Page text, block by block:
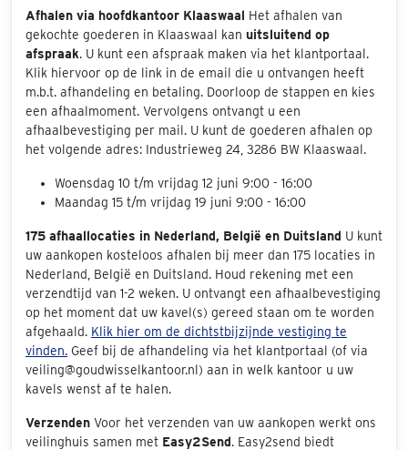
Afhalen via hoofdkantoor Klaaswaal Het afhalen van
gekochte goederen in Klaaswaal kan uitsluitend op
afspraak. U kunt een afspraak maken via het klantportaal.
Klik hiervoor op de link in de email die u ontvangen heeft
m.b.t. afhandeling en betaling. Doorloop de stappen en kies
een afhaalmoment. Vervolgens ontvangt u een
afhaalbevestiging per mail. U kunt de goederen afhalen op
het volgende adres: Industrieweg 24, 3286 BW Klaaswaal.
Woensdag 10 t/m vrijdag 12 juni 9:00 - 16:00
Maandag 15 t/m vrijdag 19 juni 9:00 - 16:00
175 afhaallocaties in Nederland, België en Duitsland U kunt
uw aankopen kosteloos afhalen bij meer dan 175 locaties in
Nederland, België en Duitsland. Houd rekening met een
verzendtijd van 1-2 weken. U ontvangt een afhaalbevestiging
op het moment dat uw kavel(s) gereed staan om te worden
afgehaald. Klik hier om de dichtstbijzijnde vestiging te
vinden. Geef bij de afhandeling via het klantportaal (of via
veiling@goudwisselkantoor.nl) aan in welk kantoor u uw
kavels wenst af te halen.
Verzenden Voor het verzenden van uw aankopen werkt ons
veilinghuis samen met Easy2Send. Easy2send biedt